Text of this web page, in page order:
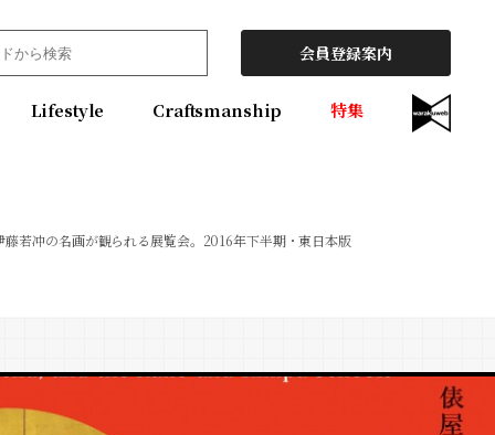
会員登録案内
Lifestyle Craftsmanship 特集
藤若冲の名画が観られる展覧会。2016年下半期・東日本版